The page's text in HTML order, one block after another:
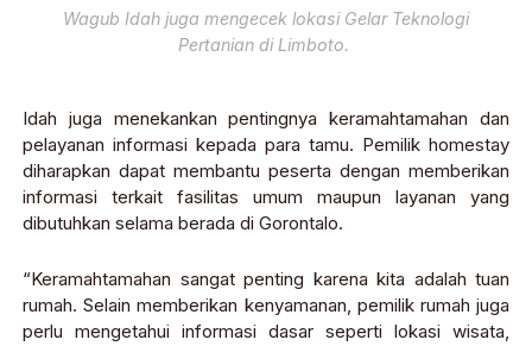
Wagub Idah juga mengecek lokasi Gelar Teknologi
Pertanian di Limboto.
Idah juga menekankan pentingnya keramahtamahan dan
pelayanan informasi kepada para tamu. Pemilik homestay
diharapkan dapat membantu peserta dengan memberikan
informasi terkait fasilitas umum maupun layanan yang
dibutuhkan selama berada di Gorontalo.
“Keramahtamahan sangat penting karena kita adalah tuan
rumah. Selain memberikan kenyamanan, pemilik rumah juga
perlu mengetahui informasi dasar seperti lokasi wisata,